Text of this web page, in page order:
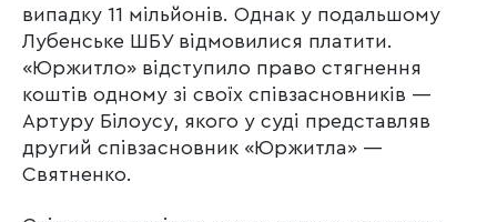
випадку 11 мільйонів. Однак у подальшому
Лубенське ШБУ відмовилися платити.
«Юржитло» відступило право стягнення
коштів одному зі своїх співзасновників —
Артуру Білоусу, якого у суді представляв
другий співзасновник «Юржитла» —
Святненко.